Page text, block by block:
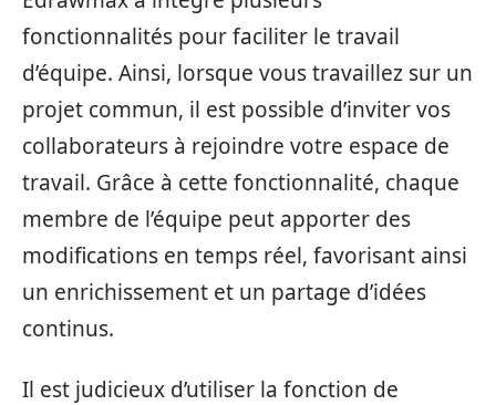
fonctionnalités pour faciliter le travail
d’équipe. Ainsi, lorsque vous travaillez sur un
projet commun, il est possible d’inviter vos
collaborateurs à rejoindre votre espace de
travail. Grâce à cette fonctionnalité, chaque
membre de l’équipe peut apporter des
modifications en temps réel, favorisant ainsi
un enrichissement et un partage d’idées
continus.
Il est judicieux d’utiliser la fonction de